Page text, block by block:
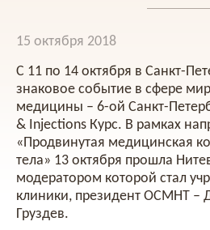
15 октября 2018
С 11 по 14 октября в Санкт-
знаковое событие в сфере
медицины – 6-ой Санкт-
& Injections Курс. В рамках
«Продвинутая медицинская
тела» 13 октября прошла
модератором которой стал
клиники, президент ОСМНТ –
Груздев.